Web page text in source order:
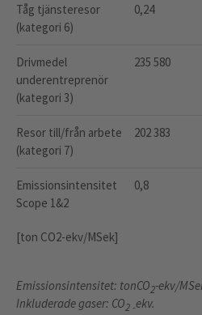
Tåg tjänsteresor
(kategori 6)
0,24
Drivmedel
underentreprenör
(kategori 3)
235 580
Resor till/från arbete
(kategori 7)
202 383
Emissionsintensitet
Scope 1&2
[ton CO2-ekv/MSek]
0,8
Emissionsintensitet: tonCO2-ekv/
Inkluderade gaser: CO2 -ekv.